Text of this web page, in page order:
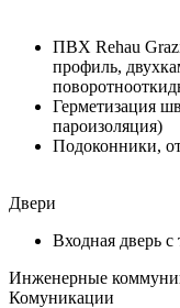
ПВХ Rehau
профиль,
Герметизация
пароизоляция)
Подоконники,
Двери
Входная дверь
Инженерные
Комуникации